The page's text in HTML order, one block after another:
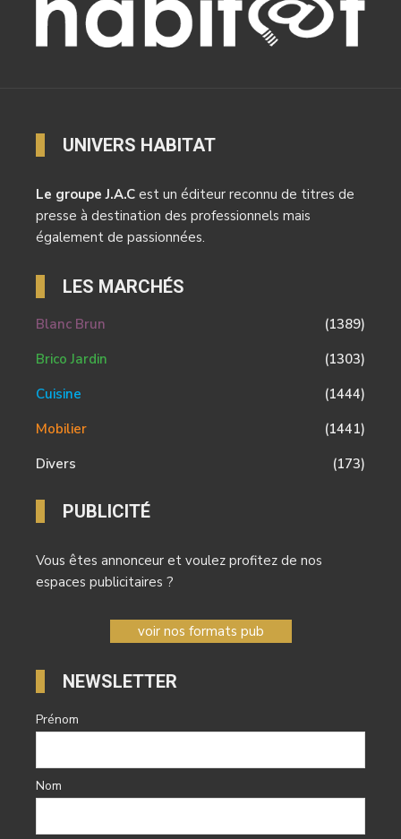
UNIVERS HABITAT
Le groupe J.A.C est un éditeur reconnu de titres de
presse à destination des professionnels mais
également de passionnées.
LES MARCHÉS
Blanc Brun
(1389)
Brico Jardin
(1303)
Cuisine
(1444)
Mobilier
(1441)
Divers
(173)
PUBLICITÉ
Vous êtes annonceur et voulez profitez de nos
espaces publicitaires ?
voir nos formats pub
NEWSLETTER
Prénom
Nom